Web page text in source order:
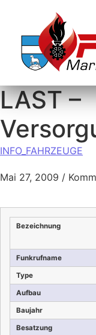
LAST –
INFO_FAHRZEUGE
Mai 27, 2009 /
Bezeichnung
Funkrufname
Type
Aufbau
Baujahr
Besatzung